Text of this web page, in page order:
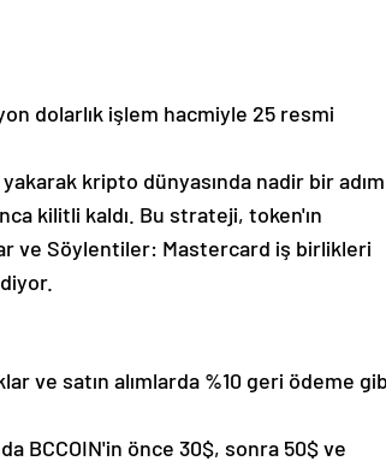
dolarlık işlem hacmiyle 25 resmi
kripto dünyasında nadir bir adım
kilitli kaldı. Bu strateji, token'ın
ve Söylentiler: Mastercard iş birlikleri
ve satın alımlarda %10 geri ödeme
BCCOIN'in önce 30$, sonra 50$ ve